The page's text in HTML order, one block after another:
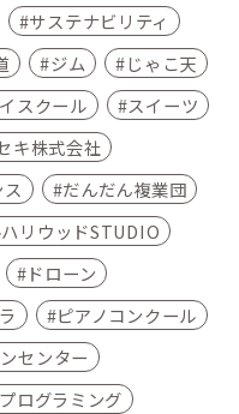
サステナビリティ
ジム
じゃこ天
スクール
スイーツ
キ株式会社
だんだん複業団
リウッドSTUDIO
ドローン
ピアノコンクール
センター
プログラミング